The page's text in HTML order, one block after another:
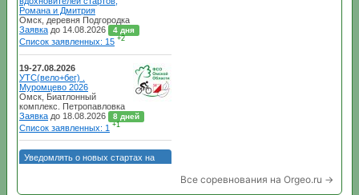
Все соревнования на Orgeo.ru →